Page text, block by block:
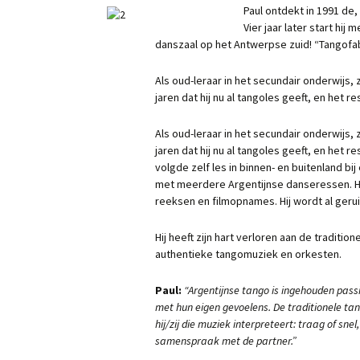
Paul ontdekt in 1991
Vier jaar later start hij
danszaal op het Antwerpse zuid!
Als oud-leraar in het secundair onderwijs,
jaren dat hij nu al tangoles geeft, en het
Als oud-leraar in het secundair onderwijs,
jaren dat hij nu al tangoles geeft, en het
volgde zelf les in binnen- en buitenland
met meerdere Argentijnse danseressen.
reeksen en filmopnames. Hij wordt al
Hij heeft zijn hart verloren aan de
authentieke tangomuziek en orkesten.
Paul: “Argentijnse tango is ingehouden
met hun eigen gevoelens. De traditionele
hij/zij die muziek interpreteert: traag of
samenspraak met de partner.”